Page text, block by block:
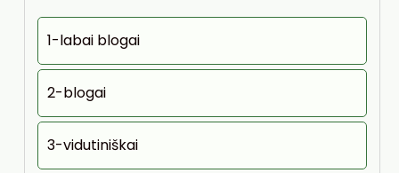
1-labai blogai
2-blogai
3-vidutiniškai